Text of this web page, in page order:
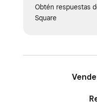
Obtén respuestas
Square